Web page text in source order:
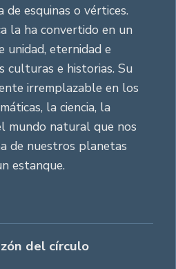
de esquinas o vértices.
la ha convertido en un
unidad, eternidad e
culturas e historias. Su
irremplazable en los
la ciencia, la
mundo natural que nos
de nuestros planetas
estanque.
del círculo